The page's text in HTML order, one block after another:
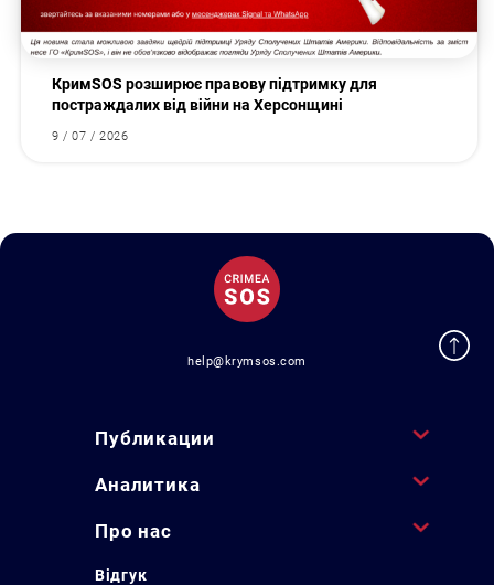
КримSOS розширює правову підтримку для
постраждалих від війни на Херсонщині
9 / 07 / 2026
help@krymsos.com
Публикации
Аналитика
Про нас
Відгук